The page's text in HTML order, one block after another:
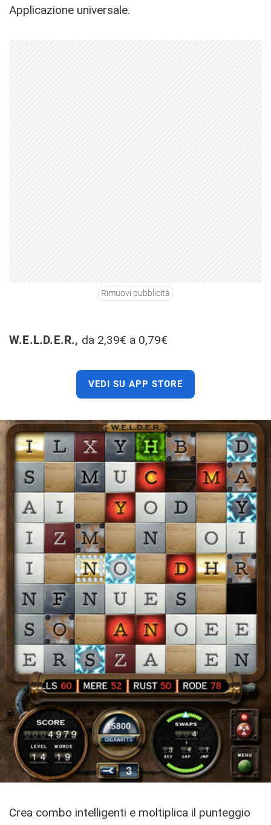
Applicazione universale.
Rimuovi pubblicità
W.E.L.D.E.R., da 2,39€ a 0,79€
VEDI SU APP STORE
Crea combo intelligenti e moltiplica il punteggio